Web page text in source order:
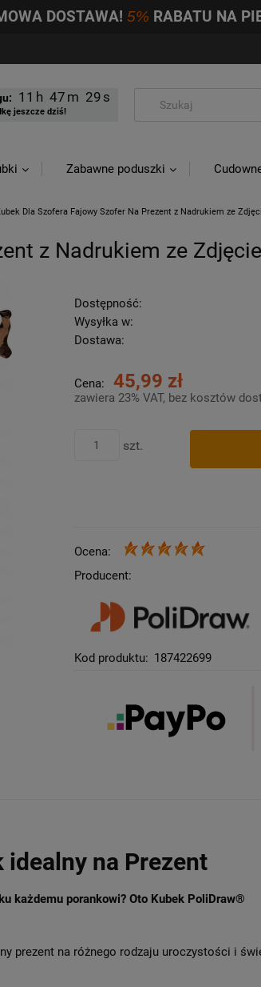
DOSTAWA! 5% RABATU NA
11 47 28
jeszcze dziś!
Zabawne poduszki
Dla Szofera Fajowy Szofer Na Prezent z Nadrukiem ze
z Nadrukiem ze
Dostępność:
Wysyłka w:
Dostawa:
Cena: 45,99 zł
zawiera 23% VAT, bez kosztów
szt.
Ocena:
Producent:
Kod produktu: 187422699
idealny na Prezent
każdemu porankowi? Oto Kubek PoliDraw®
prezent na różnego rodzaju uroczystości i